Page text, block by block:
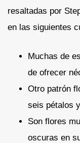
resaltadas por
en las siguientes
Muchas de
de ofrecer
Otro patrón
seis pétalos
Son flores
oscuras en